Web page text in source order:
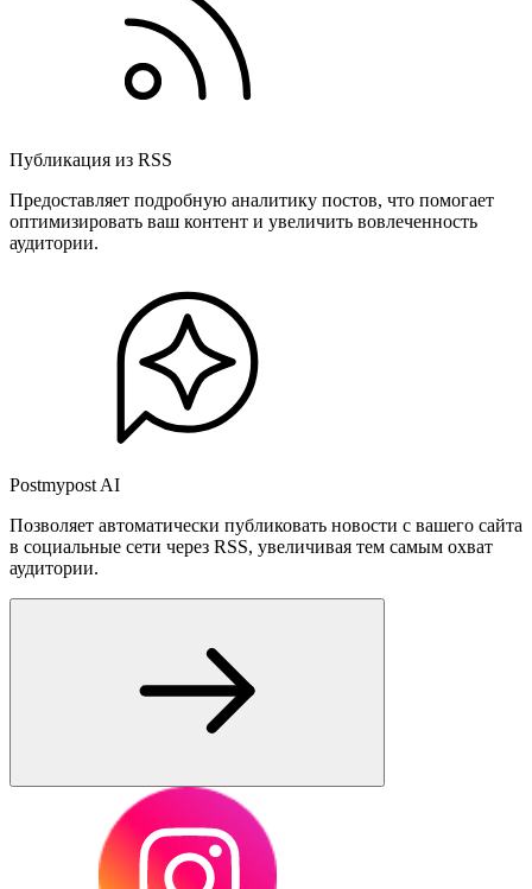
Публикация из RSS
Предоставляет подробную аналитику постов, что помогает
оптимизировать ваш контент и увеличить вовлеченность
аудитории.
Postmypost AI
Позволяет автоматически публиковать новости с вашего сайта
в социальные сети через RSS, увеличивая тем самым охват
аудитории.